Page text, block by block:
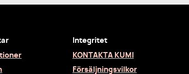
Integritet
KONTAKTA KUMI
Försäljningsvilkor